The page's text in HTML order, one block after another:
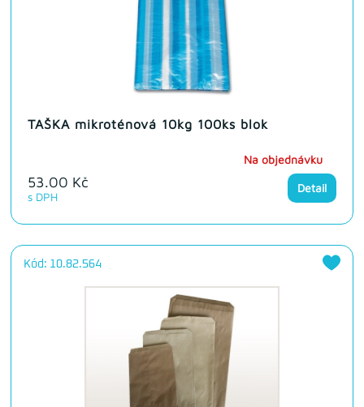
TAŠKA mikroténová 10kg 100ks blok
53.00 Kč
s DPH
Na objednávku
Detail
Kód: 10.82.564